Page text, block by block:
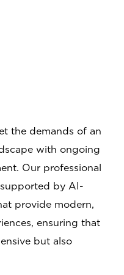
the demands of an
with ongoing
Our professional
by AI-
provide modern,
ensuring that
but also